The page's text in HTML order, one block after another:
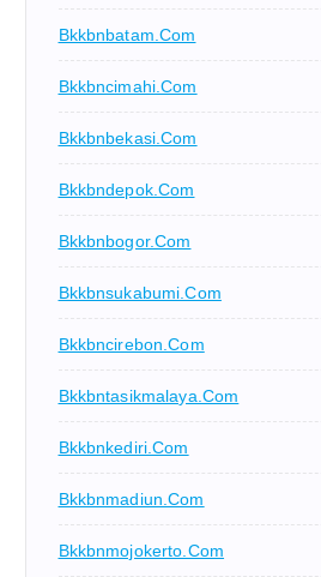
Bkkbnbatam.com
Bkkbncimahi.com
Bkkbnbekasi.com
Bkkbndepok.com
Bkkbnbogor.com
Bkkbnsukabumi.com
Bkkbncirebon.com
Bkkbntasikmalaya.com
Bkkbnkediri.com
Bkkbnmadiun.com
Bkkbnmojokerto.com